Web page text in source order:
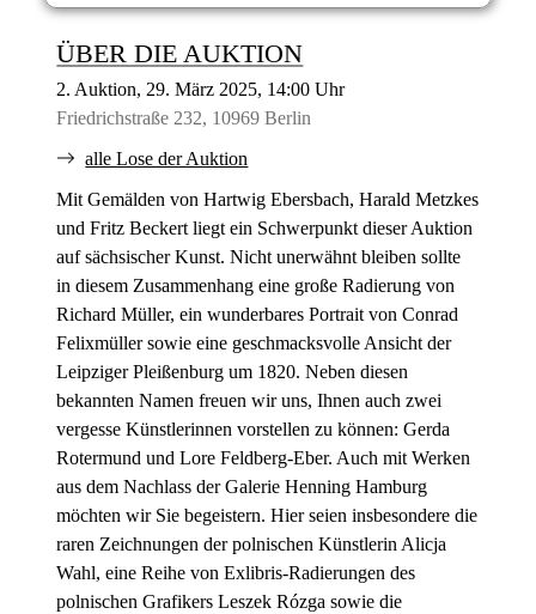
ÜBER DIE AUKTION
2. Auktion, 29. März 2025, 14:00 Uhr
Friedrichstraße 232, 10969 Berlin
alle Lose der Auktion
Mit Gemälden von Hartwig Ebersbach, Harald Metzkes
und Fritz Beckert liegt ein Schwerpunkt dieser Auktion
auf sächsischer Kunst. Nicht unerwähnt bleiben sollte
in diesem Zusammenhang eine große Radierung von
Richard Müller, ein wunderbares Portrait von Conrad
Felixmüller sowie eine geschmacksvolle Ansicht der
Leipziger Pleißenburg um 1820. Neben diesen
bekannten Namen freuen wir uns, Ihnen auch zwei
vergesse Künstlerinnen vorstellen zu können: Gerda
Rotermund und Lore Feldberg-Eber. Auch mit Werken
aus dem Nachlass der Galerie Henning Hamburg
möchten wir Sie begeistern. Hier seien insbesondere die
raren Zeichnungen der polnischen Künstlerin Alicja
Wahl, eine Reihe von Exlibris-Radierungen des
polnischen Grafikers Leszek Rózga sowie die